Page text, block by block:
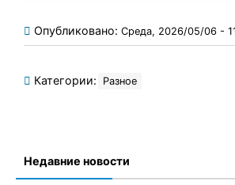
Опубликовано: Среда, 2026/05/06 -
Категории: Разное
Недавние новости